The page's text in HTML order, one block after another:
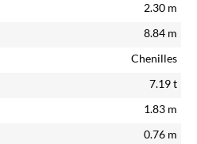
2.30 m
8.84 m
Chenilles
7.19t
1.83 m
0.76 m